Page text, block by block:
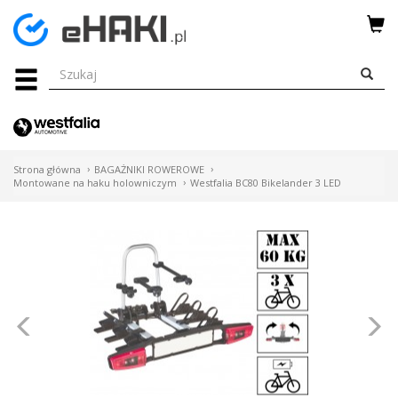
Menu
HAKI
ELEKTRYCZNE
Strona główna
BAGAŻNIKI ROWEROWE
Montowane na haku holowniczym
Westfalia BC80 Bikelander 3 LED
Poprzednie